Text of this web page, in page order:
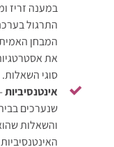
במענה זריז
התרגול
המבחן
את
סוגי השאלות.
אינטנסיביות
שנערכים
והשאלות